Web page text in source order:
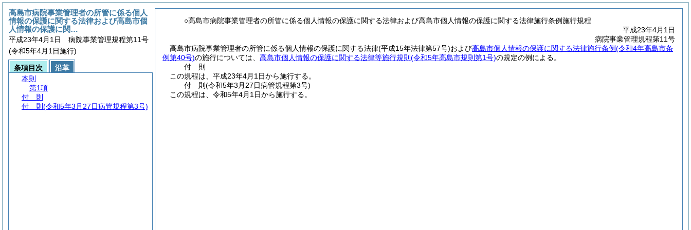
○高島市病院事業管理者の所管に係る個人情報の保護に関する法律および高島市個人情報の保護に関する法律施行条例施行規程
平成23年4月1日
病院事業管理規程第11号
高島市病院事業管理者の所管に係る個人情報の保護に関する法律(平成15年法律第57号)および高島市個人情報の保護に関する法律施行条例(令和4年高島市条
例第40号)の施行については、 高島市個人情報の保護に関する法律等施行規則 (令和5年高島市規則第1号)の規定の例による。
付 則
この規程は、平成23年4月1日から施行する。
付 則(令和5年3月27日病管規程第3号)
この規程は、令和5年4月1日から施行する。
高島市病院事業管理者の所管に係る個人
情報の保護に関する法律および高島市個
人情報の保護に関…
平成23年4月1日 病院事業管理規程第11号
(令和5年4月1日施行)
条項目次
沿革
本則
第1項
付 則
付 則 (令和5年3月27日病管規程第3号)